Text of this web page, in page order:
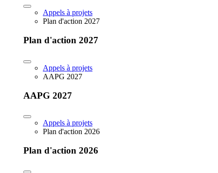
Appels à projets
Plan d'action 2027
Plan d'action 2027
Appels à projets
AAPG 2027
AAPG 2027
Appels à projets
Plan d'action 2026
Plan d'action 2026